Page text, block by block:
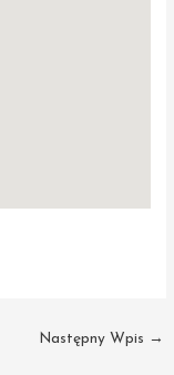
Następny Wpis →